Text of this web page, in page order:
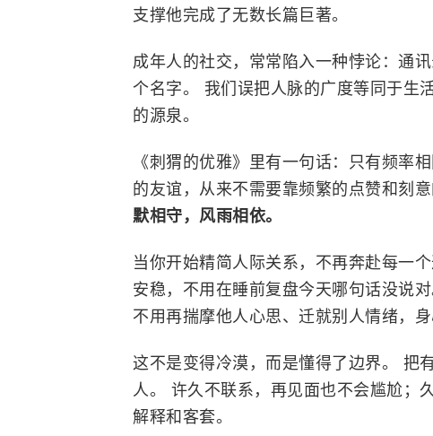
支撑他完成了无数长篇巨著。
成年人的社交，常常陷入一种悖论：通
个名字。 我们误把人脉的广度等同于生
的源泉。
《刺猬的优雅》里有一句话：只有频率
的友谊，从来不需要靠频繁的点赞和刻
默相守，风雨相依。
当你开始精简人际关系，不再奔赴每一
安稳，不用在睡前复盘今天哪句话没说
不用再揣摩他人心思、迁就别人情绪，身
这不是变得冷漠，而是懂得了边界。 把
人。 许久不联系，再见面也不会尴尬；
解释和客套。